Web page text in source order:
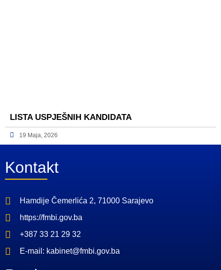
LISTA USPJEŠNIH KANDIDATA
19 Maja, 2026
Kontakt
Hamdije Čemerlića 2, 71000 Sarajevo
https://fmbi.gov.ba
+387 33 21 29 32
E-mail: kabinet@fmbi.gov.ba